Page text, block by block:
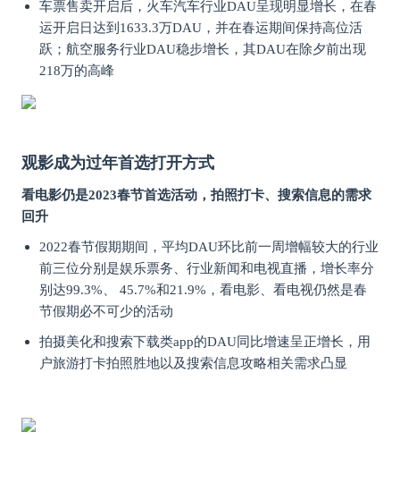
车票售卖开启后，火车汽车行业DAU呈现明显增长，在春
运开启日达到1633.3万DAU，并在春运期间保持高位活
跃；航空服务行业DAU稳步增长，其DAU在除夕前出现
218万的高峰
观影成为过年首选打开方式
看电影仍是2023春节首选活动，拍照打卡、搜索信息的需求
回升
2022春节假期期间，平均DAU环比前一周增幅较大的行业
前三位分别是娱乐票务、行业新闻和电视直播，增长率分
别达99.3%、 45.7%和21.9%，看电影、看电视仍然是春
节假期必不可少的活动
拍摄美化和搜索下载类app的DAU同比增速呈正增长，用
户旅游打卡拍照胜地以及搜索信息攻略相关需求凸显